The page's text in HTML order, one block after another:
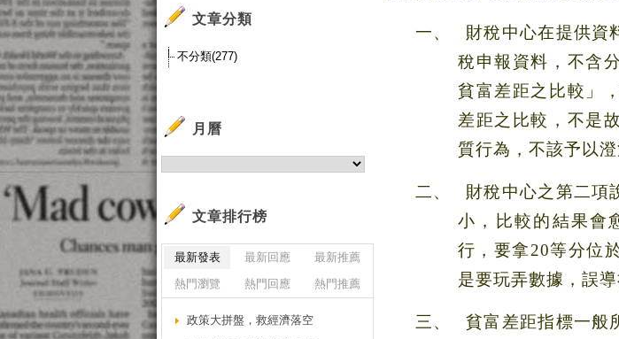
一、
財稅中心在提供資
稅申報資料，不含
貧富差距之比較」
差距之比較，不是
質行為，不該予以澄
二、
財稅中心之第二項
小，比較的結果會
行，要拿20等分位
是要玩弄數據，誤
三、
貧富差距指標一般
文章分類
不分類(277)
月曆
文章排行榜
最新發表 最新回應
最新推薦
熱門瀏覽
熱門回應 熱門推薦
政策大拼盤，救經濟落空